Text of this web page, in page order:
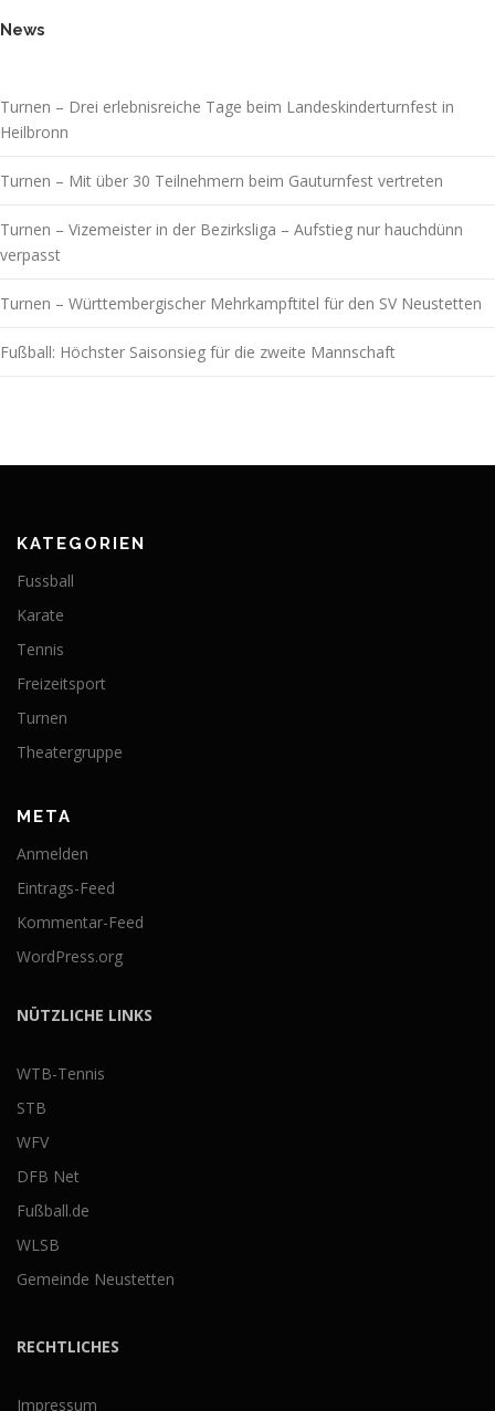
News
Turnen – Drei erlebnisreiche Tage beim Landeskinderturnfest in
Heilbronn
Turnen – Mit über 30 Teilnehmern beim Gauturnfest vertreten
Turnen – Vizemeister in der Bezirksliga – Aufstieg nur hauchdünn
verpasst
Turnen – Württembergischer Mehrkampftitel für den SV Neustetten
Fußball: Höchster Saisonsieg für die zweite Mannschaft
KATEGORIEN
Fussball
Karate
Tennis
Freizeitsport
Turnen
Theatergruppe
META
Anmelden
Eintrags-Feed
Kommentar-Feed
WordPress.org
NÜTZLICHE LINKS
WTB-Tennis
STB
WFV
DFB Net
Fußball.de
WLSB
Gemeinde Neustetten
RECHTLICHES
Impressum